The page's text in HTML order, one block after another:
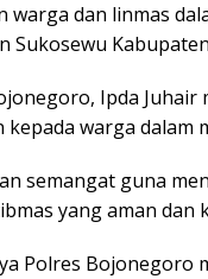
warga dan linmas
Sukosewu
Ipda
warga dalam
semangat guna
yang aman
Polres Bojonegoro